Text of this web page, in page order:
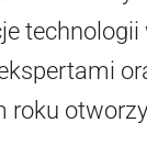
roku